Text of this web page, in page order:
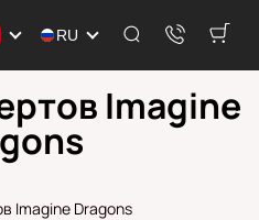
RU
Imagine
Imagine Dragons